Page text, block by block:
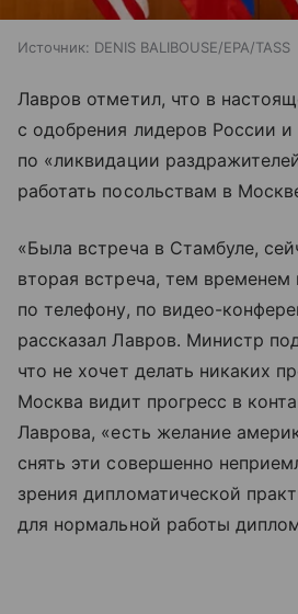
Источник: DENIS BALIBOUSE/EPA/TASS
Лавров отметил, что в
с одобрения лидеров России и
по «ликвидации
работать посольствам в
«Была встреча в Стамбуле,
вторая встреча, тем временем
по телефону, по видео-
рассказал Лавров. Министр
что не хочет делать никаких
Москва видит прогресс в
Лаврова, «есть желание
снять эти совершенно
зрения дипломатической
для нормальной работы